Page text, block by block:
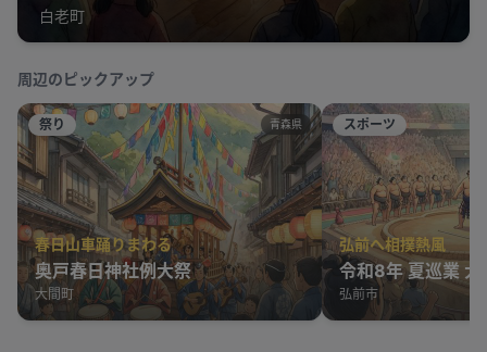
白老町
周辺のピックアップ
祭り 青森県
春日山車踊りまわる
奥戸春日神社例大祭
大間町
スポーツ
弘前へ相撲熱風
令和8年 夏巡業 大
弘前市